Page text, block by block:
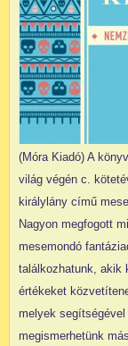
(Móra Kiadó) A
világ végén c.
királylány című
Nagyon megfogott
mesemondó
találkozhatunk, akik
értékeket
melyek
megismerhetünk